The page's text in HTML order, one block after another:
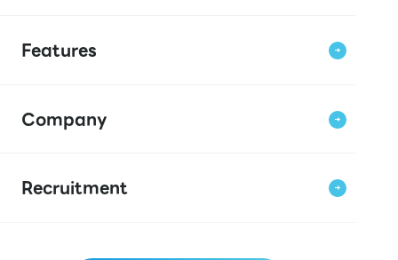
Features
Company
Recruitment